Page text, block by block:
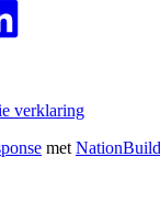
verklaring
met